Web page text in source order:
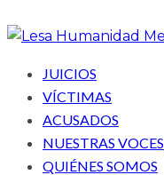
JUICIOS
VÍCTIMAS
ACUSADOS
NUESTRAS VOCES
QUIÉNES SOMOS